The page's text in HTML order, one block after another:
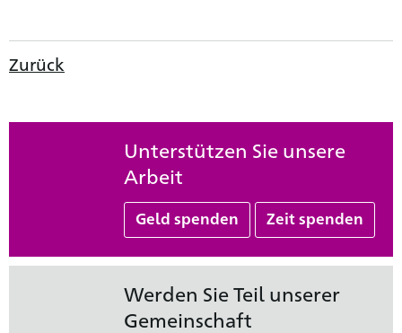
Zurück
Unterstützen Sie unsere
Arbeit
Geld spenden Zeit spenden
Werden Sie Teil unserer
Gemeinschaft